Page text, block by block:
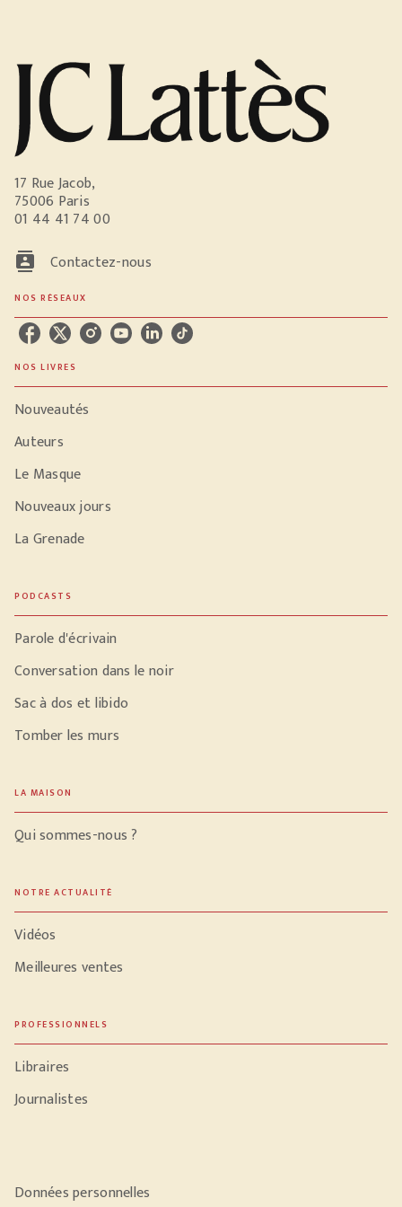
17 Rue Jacob,
75006 Paris
01 44 41 74 00
contacts Contactez-nous
NOS RÉSEAUX
NOS LIVRES
Nouveautés
Auteurs
Le Masque
Nouveaux jours
La Grenade
PODCASTS
Parole d'écrivain
Conversation dans le noir
Sac à dos et libido
Tomber les murs
LA MAISON
Qui sommes-nous ?
NOTRE ACTUALITÉ
Vidéos
Meilleures ventes
PROFESSIONNELS
Libraires
Journalistes
Données personnelles